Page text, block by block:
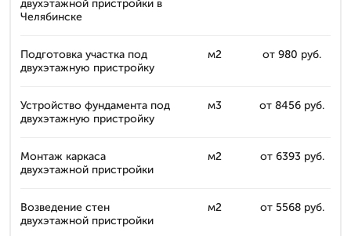
двухэтажной пристройки в
Челябинске
Подготовка участка под
двухэтажную пристройку
м2 от 980 руб.
Устройство фундамента под
двухэтажную пристройку
м3 от 8456 руб.
Монтаж каркаса
двухэтажной пристройки
м2 от 6393 руб.
Возведение стен
двухэтажной пристройки
м2 от 5568 руб.